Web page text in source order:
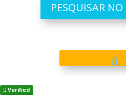
PESQUISAR
Verified